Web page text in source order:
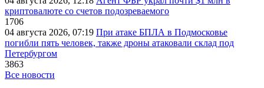
криптовалюте со счетов подозреваемого
1706
04 августа 2026, 07:19 При атаке БПЛА в Подмосковье
погибли пять человек, также дроны атаковали склад под
Петербургом
3863
Все новости